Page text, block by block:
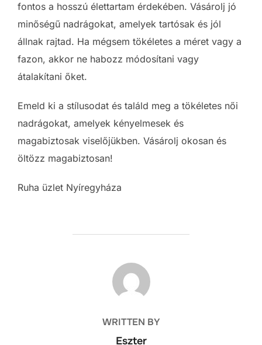
fontos a hosszú élettartam érdekében. Vásárolj jó
minőségű nadrágokat, amelyek tartósak és jól
állnak rajtad. Ha mégsem tökéletes a méret vagy a
fazon, akkor ne habozz módosítani vagy
átalakítani őket.
Emeld ki a stílusodat és találd meg a tökéletes női
nadrágokat, amelyek kényelmesek és
magabiztosak viselőjükben. Vásárolj okosan és
öltözz magabiztosan!
Ruha üzlet Nyíregyháza
POST AUTHOR
WRITTEN BY
Eszter